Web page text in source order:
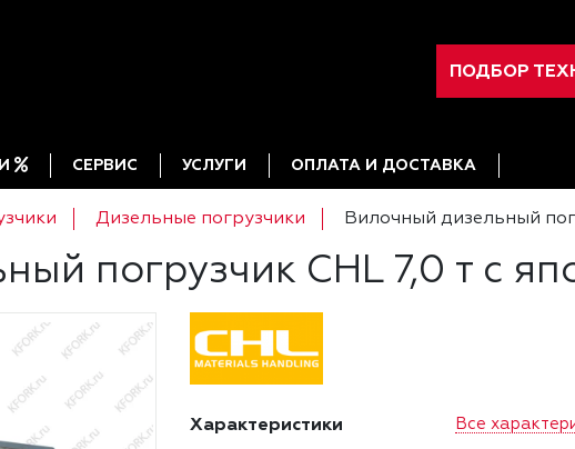
ПОДБОР
СЕРВИС УСЛУГИ ОПЛАТА И ДОСТАВКА
Дизельные погрузчики Вилочный дизельный
погрузчик CHL 7,0 т с
Характеристики Все